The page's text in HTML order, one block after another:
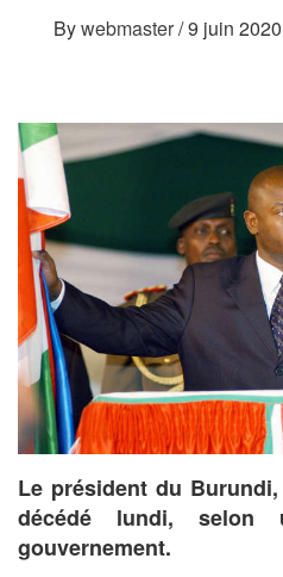
Bywebmaster/9 juin 2020
Le président du
décédé lundi, selon
gouvernement.